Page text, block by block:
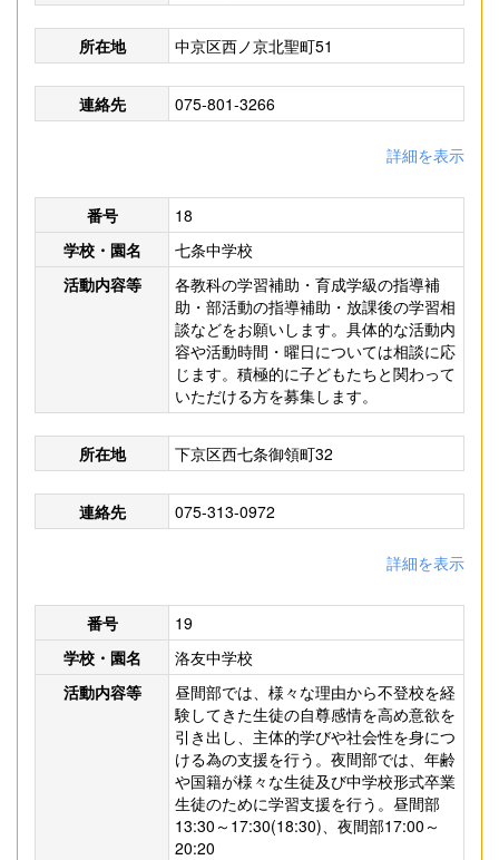
所在地 中京区西ノ京北聖町51
連絡先 075-801-3266
詳細を表示
番号
18
学校・園名
七条中学校
活動内容等
各教科の学習補助・育成学級の指導補
助・部活動の指導補助・放課後の学習相
談などをお願いします。具体的な活動内
容や活動時間・曜日については相談に応
じます。積極的に子どもたちと関わって
いただける方を募集します。
所在地 下京区西七条御領町32
連絡先 075-313-0972
詳細を表示
番号
19
学校・園名
洛友中学校
活動内容等
昼間部では、様々な理由から不登校を経
験してきた生徒の自尊感情を高め意欲を
引き出し、主体的学びや社会性を身につ
ける為の支援を行う。夜間部では、年齢
や国籍が様々な生徒及び中学校形式卒業
生徒のために学習支援を行う。昼間部
13:30～17:30(18:30)、夜間部17:00～
20:20